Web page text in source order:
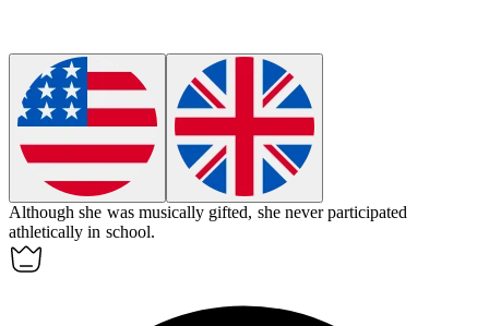
Although she was musically gifted, she never participated
athletically in school.